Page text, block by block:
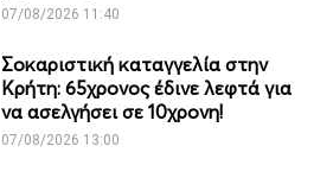
07/08/2026 11:40
Σοκαριστική καταγγελία στην
Κρήτη: 65χρονος έδινε λεφτά για
να ασελγήσει σε 10χρονη!
07/08/2026 13:00